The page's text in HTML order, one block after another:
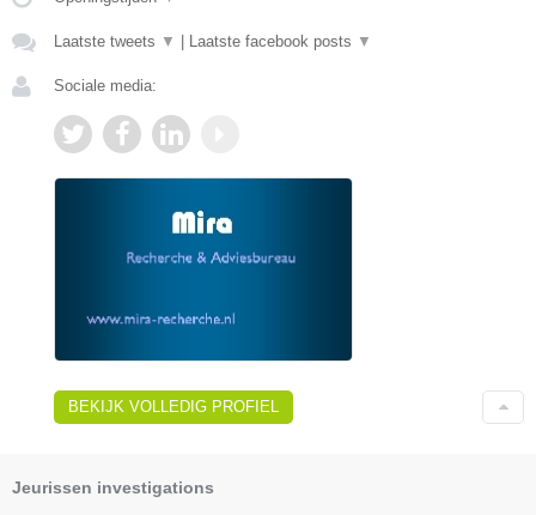
Laatste tweets ▼ Laatste facebook posts ▼
Sociale media:
BEKIJK VOLLEDIG PROFIEL
Jeurissen investigations